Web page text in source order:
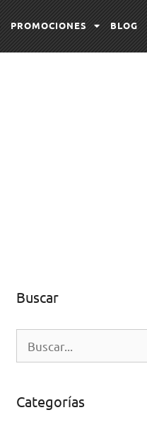
PROMOCIONES BLOG
Buscar
Categorías